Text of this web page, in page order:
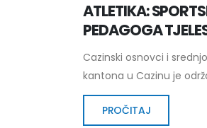
ATLETIKA:
PEDAGOGA
Cazinski osnovci i
kantona u Cazinu je
PROČITAJ